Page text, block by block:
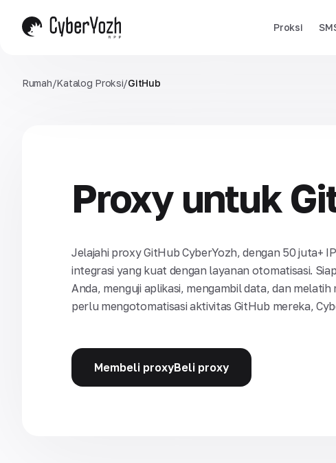
Proksi
Rumah/Katalog Proksi/GitHub
Proxy untuk
Jelajahi proxy GitHub CyberYozh, dengan 50 juta+
integrasi yang kuat dengan layanan otomatisasi.
Anda, menguji aplikasi, mengambil data, dan
perlu mengotomatisasi aktivitas GitHub mereka,
Membeli proxyBeli proxy